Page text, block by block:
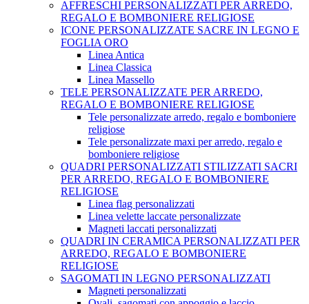
AFFRESCHI PERSONALIZZATI PER ARREDO,
REGALO E BOMBONIERE RELIGIOSE
ICONE PERSONALIZZATE SACRE IN LEGNO E
FOGLIA ORO
Linea Antica
Linea Classica
Linea Massello
TELE PERSONALIZZATE PER ARREDO,
REGALO E BOMBONIERE RELIGIOSE
Tele personalizzate arredo, regalo e bomboniere
religiose
Tele personalizzate maxi per arredo, regalo e
bomboniere religiose
QUADRI PERSONALIZZATI STILIZZATI SACRI
PER ARREDO, REGALO E BOMBONIERE
RELIGIOSE
Linea flag personalizzati
Linea velette laccate personalizzate
Magneti laccati personalizzati
QUADRI IN CERAMICA PERSONALIZZATI PER
ARREDO, REGALO E BOMBONIERE
RELIGIOSE
SAGOMATI IN LEGNO PERSONALIZZATI
Magneti personalizzati